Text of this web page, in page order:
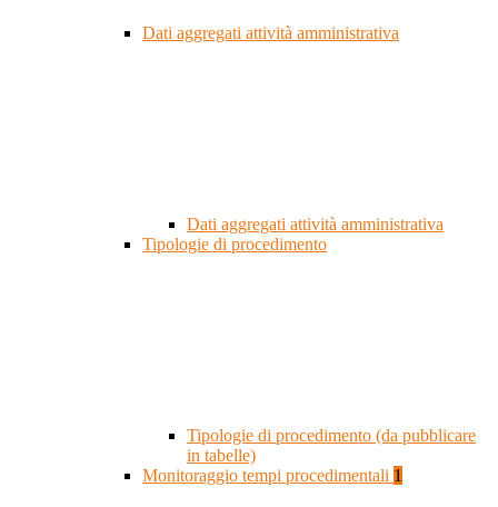
Dati aggregati attività amministrativa
Dati aggregati attività amministrativa
Tipologie di procedimento
Tipologie di procedimento (da pubblicare
in tabelle)
Monitoraggio tempi procedimentali 1